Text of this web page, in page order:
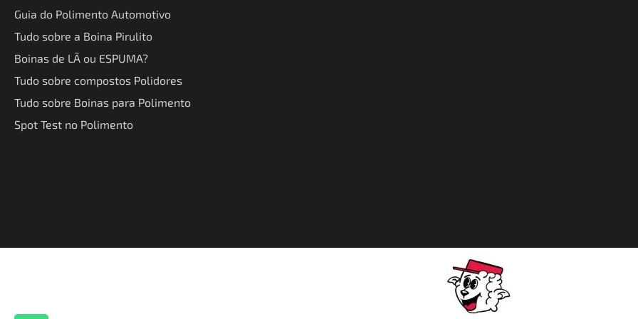
Guia do Polimento Automotivo
Tudo sobre a Boina Pirulito
Boinas de LÃ ou ESPUMA?
Tudo sobre compostos Polidores
Tudo sobre Boinas para Polimento
Spot Test no Polimento